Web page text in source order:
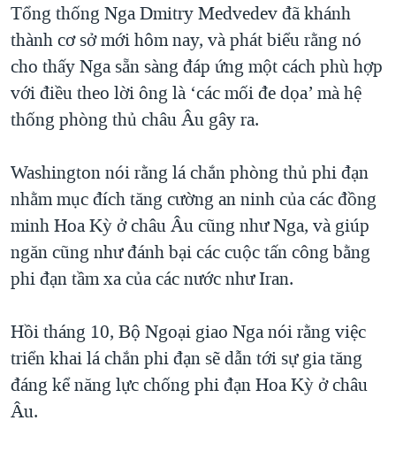
NGƯ DÂN VIỆT VÀ LÀN SÓNG TRỘM HẢI SÂM
BÊN KIA QUỐC LỘ: TIẾNG VỌNG TỪ NÔNG THÔN MỸ
QUAN HỆ VIỆT MỸ
Tổng thống Nga Dmitry Medvedev đã khánh
thành cơ sở mới hôm nay, và phát biểu rằng nó
cho thấy Nga sẵn sàng đáp ứng một cách phù hợp
với điều theo lời ông là ‘các mối đe dọa’ mà hệ
thống phòng thủ châu Âu gây ra.
Washington nói rằng lá chắn phòng thủ phi đạn
nhằm mục đích tăng cường an ninh của các đồng
minh Hoa Kỳ ở châu Âu cũng như Nga, và giúp
ngăn cũng như đánh bại các cuộc tấn công bằng
phi đạn tầm xa của các nước như Iran.
Hồi tháng 10, Bộ Ngoại giao Nga nói rằng việc
triển khai lá chắn phi đạn sẽ dẫn tới sự gia tăng
đáng kể năng lực chống phi đạn Hoa Kỳ ở châu
Âu.